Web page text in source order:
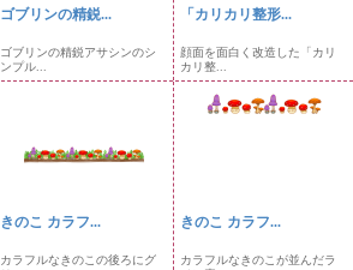
ゴブリンの精鋭...
ゴブリンの精鋭アサシンのシ
ンプル...
「カリカリ整形...
顔面を面白く改造した「カリ
カリ整...
きのこ カラフ...
カラフルなきのこの後ろにグ
きのこ カラフ...
カラフルなきのこが並んだラ